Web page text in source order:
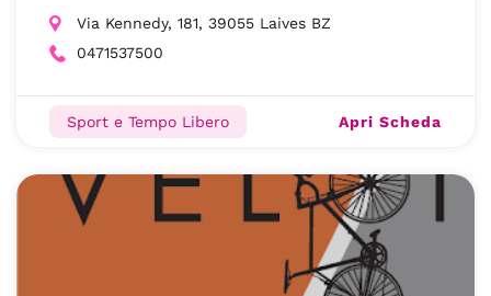
Via Kennedy, 181, 39055 Laives BZ
0471537500
Sport e Tempo Libero Apri Scheda